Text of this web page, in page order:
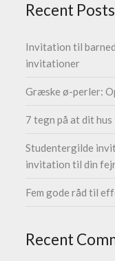
Recent Posts
Invitation til
invitationer
Græske ø-perler:
7 tegn på at dit
Studentergilde
invitation til din
Fem gode råd til
Recent